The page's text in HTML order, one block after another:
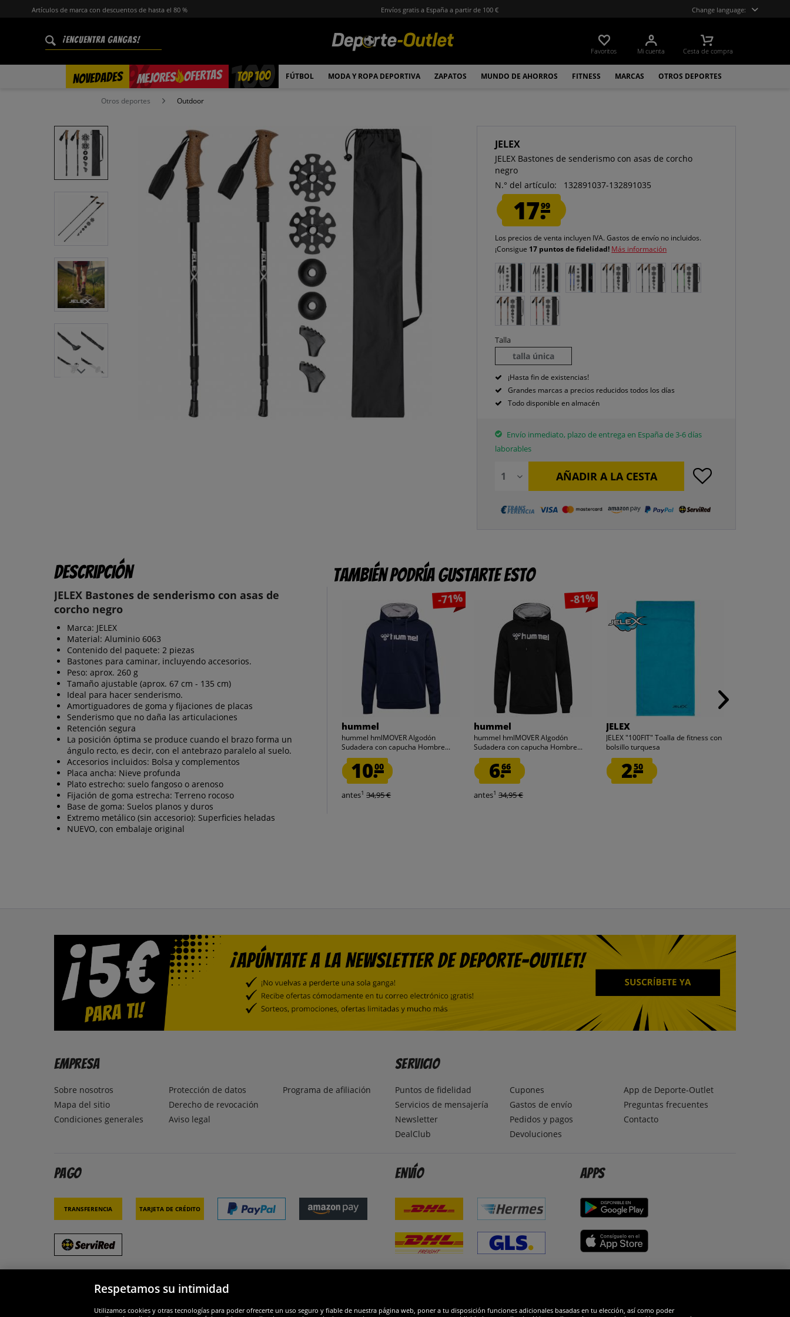
Artículos de marca con descuentos de hasta el 80 % Envíos gratis a España a partir de 100 € Change language:
Favoritos Mi cuenta Cesta de compra
NOVEDADES MEJORES OFERTAS
% TOP 100 FÚTBOL MODA Y ROPA DEPORTIVA ZAPATOS MUNDO DE AHORROS FITNESS MARCAS OTROS DEPORTES
Otros deportes Outdoor
JELEX
JELEX Bastones de senderismo con asas de corcho
negro
N.° del artículo:
132891037-132891035
17.99
Los precios de venta incluyen IVA.Gastos de envío no incluidos.
¡Consigue 17 puntos de fidelidad! Más información
Talla
talla única
¡Hasta fin de existencias!
Grandes marcas a precios reducidos todos los días
Todo disponible en almacén
Envío inmediato, plazo de entrega en España de 3-6 días
laborables
AÑADIR A LA CESTA
Descripción
JELEX Bastones de senderismo con asas de
corcho negro
Marca: JELEX
Material: Aluminio 6063
Contenido del paquete: 2 piezas
Bastones para caminar, incluyendo accesorios.
Peso: aprox. 260 g
Tamaño ajustable (aprox. 67 cm - 135 cm)
Ideal para hacer senderismo.
Amortiguadores de goma y fijaciones de placas
Senderismo que no daña las articulaciones
Retención segura
La posición óptima se produce cuando el brazo forma un
ángulo recto, es decir, con el antebrazo paralelo al suelo.
Accesorios incluidos: Bolsa y complementos
Placa ancha: Nieve profunda
Plato estrecho: suelo fangoso o arenoso
Fijación de goma estrecha: Terreno rocoso
Base de goma: Suelos planos y duros
Extremo metálico (sin accesorio): Superficies heladas
NUEVO, con embalaje original
También podría gustarte esto
-71%
hummel
hummel hmlMOVER Algodón
Sudadera con capucha Hombre...
10.00
antes1 34,95 €
-81%
hummel
hummel hmlMOVER Algodón
Sudadera con capucha Hombre...
6.66
antes1 34,95 €
JELEX
JELEX "100FIT" Toalla de fitness con
bolsillo turquesa
2.50
Empresa
Sobre nosotros
Mapa del sitio
Condiciones generales
Protección de datos
Derecho de revocación
Aviso legal
Programa de afiliación
Servicio
Puntos de fidelidad
Servicios de mensajería
Newsletter
DealClub
Cupones
Gastos de envío
Pedidos y pagos
Devoluciones
App de Deporte-Outlet
Preguntas frecuentes
Contacto
Pago
Transferencia Tarjeta de crédito
Envío Apps
Respetamos su intimidad
Utilizamos cookies y otras tecnologías para poder ofrecerte un uso seguro y fiable de nuestra página web, poner a tu disposición funciones adicionales basadas en tu elección, así como poder